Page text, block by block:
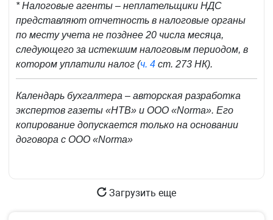
*Налоговые агенты – неплательщики НДС
представляют отчетность в налоговые органы
по месту учета не позднее 20 числа месяца,
следующего за истекшим налоговым периодом, в
котором уплатили налог (ч. 4 ст. 273 НК).
Календарь бухгалтера – авторская разработка
экспертов газеты «НТВ» и ООО «Norma». Его
копирование допускается только на основании
договора с ООО «Norma»
Загрузить еще